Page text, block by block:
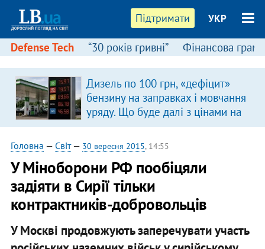
Підтримати УКР
Defense Tech “30 років гривні” Фінансова
Дизель по 100 грн, «дефіцит»
бензину на заправках і мовчання
уряду. Що буде далі з цінами на
пальне?
Головна — Світ— 30 вересня 2015, 14:55
У Міноборони РФ пообіцяли
задіяти в Сирії тільки
контрактників-добровольців
У Москві продовжують заперечувати участь